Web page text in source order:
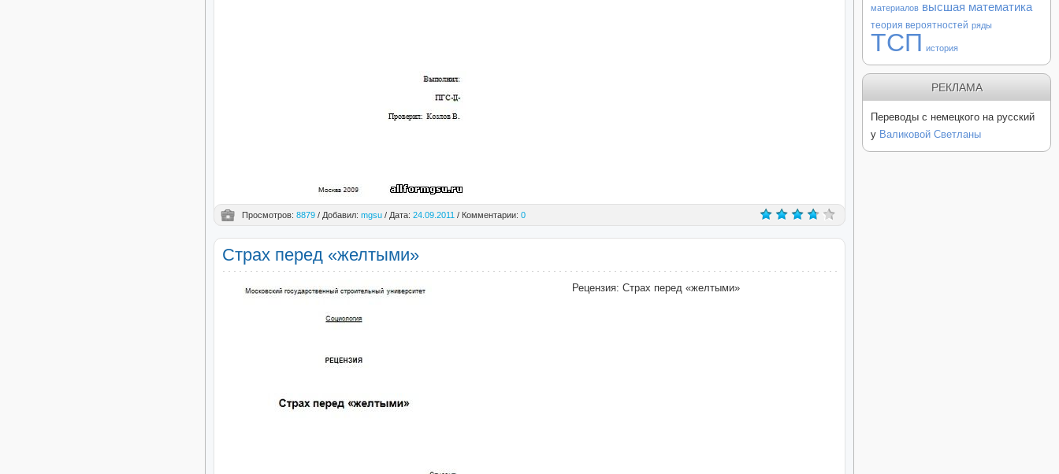
Просмотров: 8879 / Добавил: mgsu / Дата: 24.09.2011 / Комментарии: 0
Страх перед «желтыми»
Рецензия: Страх перед «желтыми»
материалов высшая математика
теория вероятностей ряды
ТСП история
РЕКЛАМА
Переводы с немецкого на русский
у Валиковой Светланы